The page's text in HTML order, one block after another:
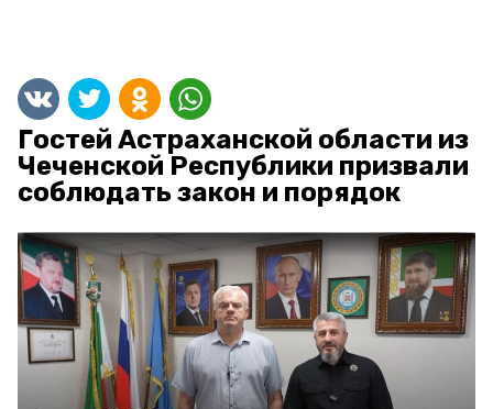
Гостей Астраханской области из
Чеченской Республики призвали
соблюдать закон и порядок